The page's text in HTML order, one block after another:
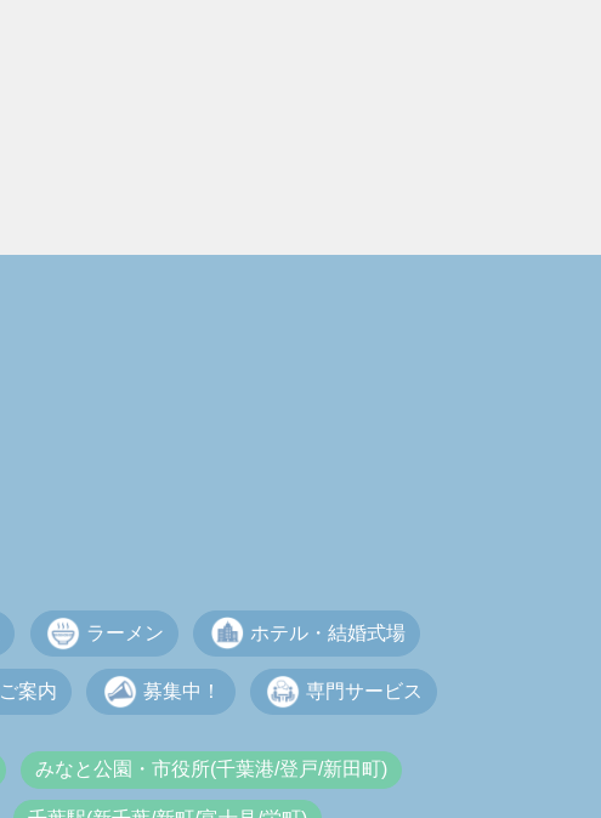
ラーメン ホテル・結婚式場
ご案内 募集中！ 専門サービス
みなと公園・市役所(千葉港/登戸/新田町)